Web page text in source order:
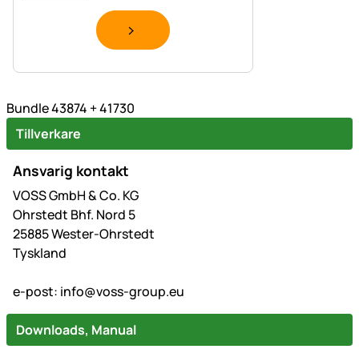
Bundle 43874 + 41730
Tillverkare
Ansvarig kontakt
VOSS GmbH & Co. KG
Ohrstedt Bhf. Nord 5
25885 Wester-Ohrstedt
Tyskland
e-post: info@voss-group.eu
Downloads, Manual